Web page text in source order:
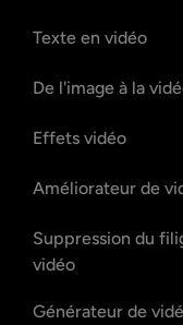
Texte en vidéo
De l'image à la
Effets vidéo
Améliorateur de
Suppression du
vidéo
Générateur de